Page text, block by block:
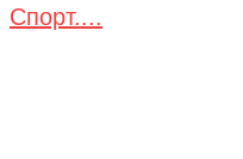
Спорт....